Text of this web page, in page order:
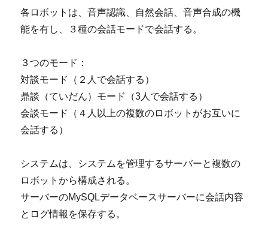
各ロボットは、音声認識、自然会話、音声合成の機
能を有し、３種の会話モードで会話する。
３つのモード：
対談モード（２人で会話する）
鼎談（ていだん）モード（3人で会話する）
会談モード（４人以上の複数のロボットがお互いに
会話する）
システムは、システムを管理するサーバーと複数の
ロボットから構成される。
サーバーのMySQLデータベースサーバーに会話内容
とログ情報を保存する。